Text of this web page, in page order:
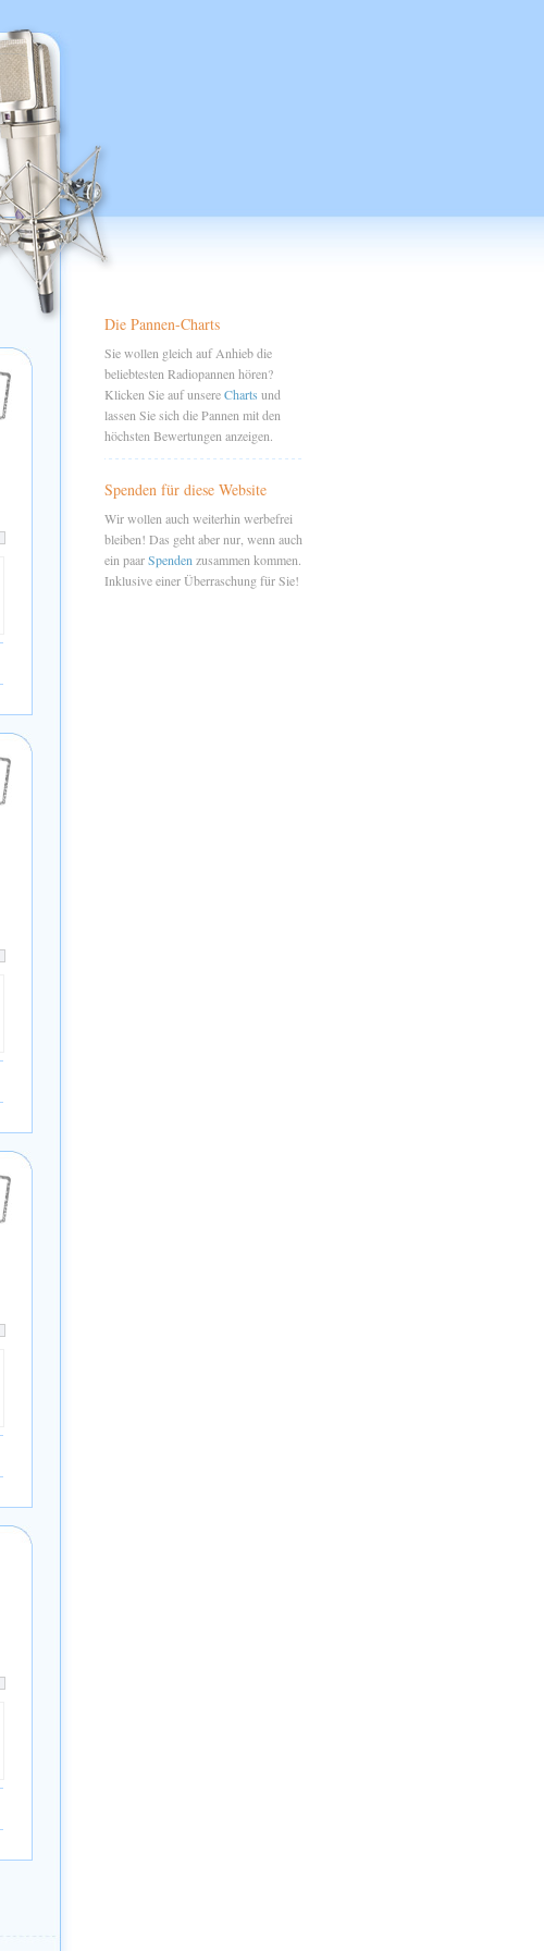
Die Pannen-Charts
Sie wollen gleich auf Anhieb die
beliebtesten Radiopannen hören?
Klicken Sie auf unsereCharts und
lassen Sie sich die Pannen mit den
höchsten Bewertungen anzeigen.
Spenden für diese Website
Wir wollen auch weiterhin werbefrei
bleiben! Das geht aber nur, wenn auch
ein paarSpenden zusammen kommen.
Inklusive einer Überraschung für Sie!